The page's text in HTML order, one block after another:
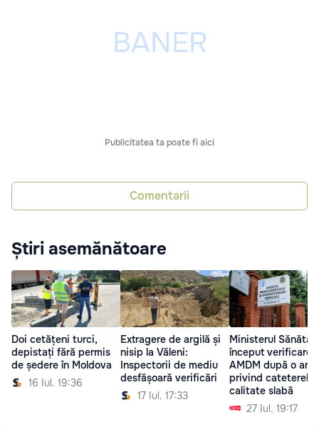
Publicitatea ta poate fi aici
Comentarii
Știri asemănătoare
Doi cetățeni turci,
depistați fără permis
de ședere în Moldova
16 Iul. 19:36
Extragere de argilă și
nisip la Văleni:
Inspectorii de mediu
desfășoară verificări
17 Iul. 17:33
Ministerul
început verificarea
AMDM după o
privind cateterele
calitate slabă
27 Iul. 19:17